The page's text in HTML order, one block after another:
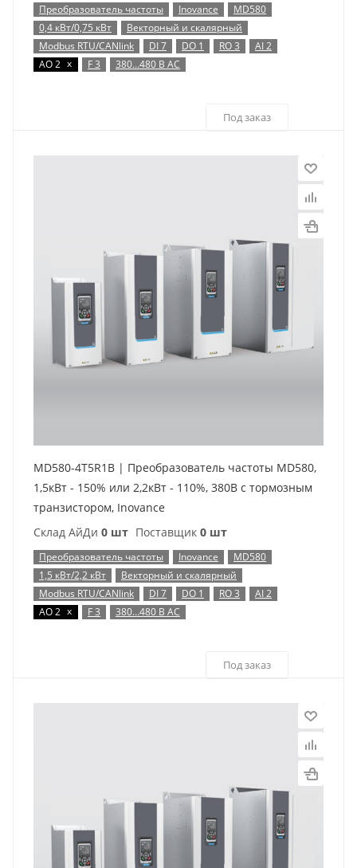
Преобразователь частоты Inovance
MD580
0,4 кВт/0,75 кВт
Векторный и скалярный
Modbus RTU/CANlink
DI 7 DO 1 RO 3
AI 2
AO 2 x F 3 380…480 В AC
Под заказ
MD580-4T5R1B | Преобразователь частоты MD580,
1,5кВт - 150% или 2,2кВт - 110%, 380В с тормозным
транзистором, Inovance
Склад АйДи 0 шт Поставщик 0 шт
Преобразователь частоты Inovance
MD580
1,5 кВт/2,2 кВт
Векторный и скалярный
Modbus RTU/CANlink
DI 7 DO 1 RO 3
AI 2
AO 2 x F 3 380…480 В AC
Под заказ